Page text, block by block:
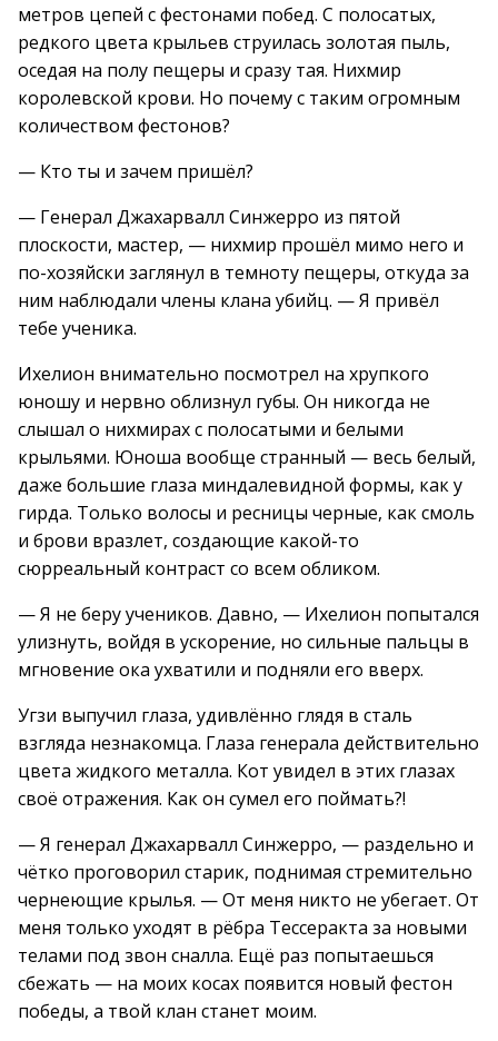
метров цепей с фестонами побед. С полосатых,
редкого цвета крыльев струилась золотая пыль,
оседая на полу пещеры и сразу тая. Нихмир
королевской крови. Но почему с таким огромным
количеством фестонов?
— Кто ты и зачем пришёл?
— Генерал Джахарвалл Синжерро из пятой
плоскости, мастер, — нихмир прошёл мимо него и
по-хозяйски заглянул в темноту пещеры, откуда за
ним наблюдали члены клана убийц. — Я привёл
тебе ученика.
Ихелион внимательно посмотрел на хрупкого
юношу и нервно облизнул губы. Он никогда не
слышал о нихмирах с полосатыми и белыми
крыльями. Юноша вообще странный — весь белый,
даже большие глаза миндалевидной формы, как у
гирда. Только волосы и ресницы черные, как смоль
и брови вразлет, создающие какой-то
сюрреальный контраст со всем обликом.
— Я не беру учеников. Давно, — Ихелион попытался
улизнуть, войдя в ускорение, но сильные пальцы в
мгновение ока ухватили и подняли его вверх.
Угзи выпучил глаза, удивлённо глядя в сталь
взгляда незнакомца. Глаза генерала действительно
цвета жидкого металла. Кот увидел в этих глазах
своё отражения. Как он сумел его поймать?!
— Я генерал Джахарвалл Синжерро, — раздельно и
чётко проговорил старик, поднимая стремительно
чернеющие крылья. — От меня никто не убегает. От
меня только уходят в рёбра Тессеракта за новыми
телами под звон сналла. Ещё раз попытаешься
сбежать — на моих косах появится новый фестон
победы, а твой клан станет моим.